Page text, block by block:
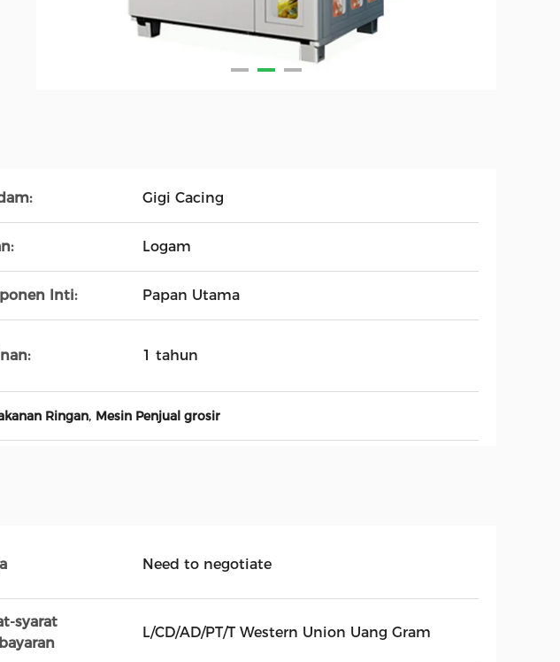
Gigi Cacing
Logam
Inti: Papan Utama
1 tahun
Ringan, Mesin Penjual grosir
Need to negotiate
syarat
L/CD/AD/PT/T Western Union Uang Gram